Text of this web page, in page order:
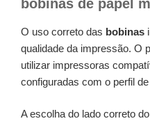
bobinas de papel
O uso correto das bobinas
qualidade da impressão. O
utilizar impressoras
configuradas com o perfil
A escolha do lado correto